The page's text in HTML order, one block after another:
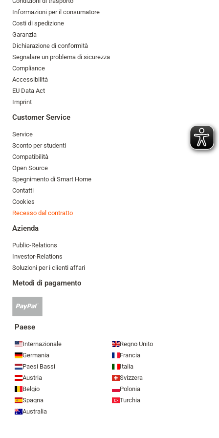
Informazioni per il consumatore
Costi di spedizione
Garanzia
Dichiarazione di conformità
Segnalare un problema di sicurezza
Compliance
Accessibilità
EU Data Act
Imprint
Customer Service
Service
Sconto per studenti
Compatibilità
Open Source
Spegnimento di Smart Home
Contatti
Cookies
Recesso dal contratto
Azienda
Public-Relations
Investor-Relations
Soluzioni per i clienti affari
Metodi di pagamento
Paypal
Paese
Internazionale
Regno Unito
Germania
Francia
Paesi Bassi
Italia
Austria
Svizzera
Belgio
Polonia
Spagna
Turchia
Australia